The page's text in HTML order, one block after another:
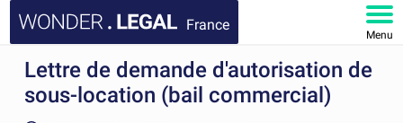
France
Menu
ACCUEIL
Lettre de demande d'autorisation de
sous-location (bail commercial)